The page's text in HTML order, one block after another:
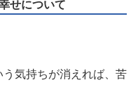
せについて
う気持ちが消えれば、苦